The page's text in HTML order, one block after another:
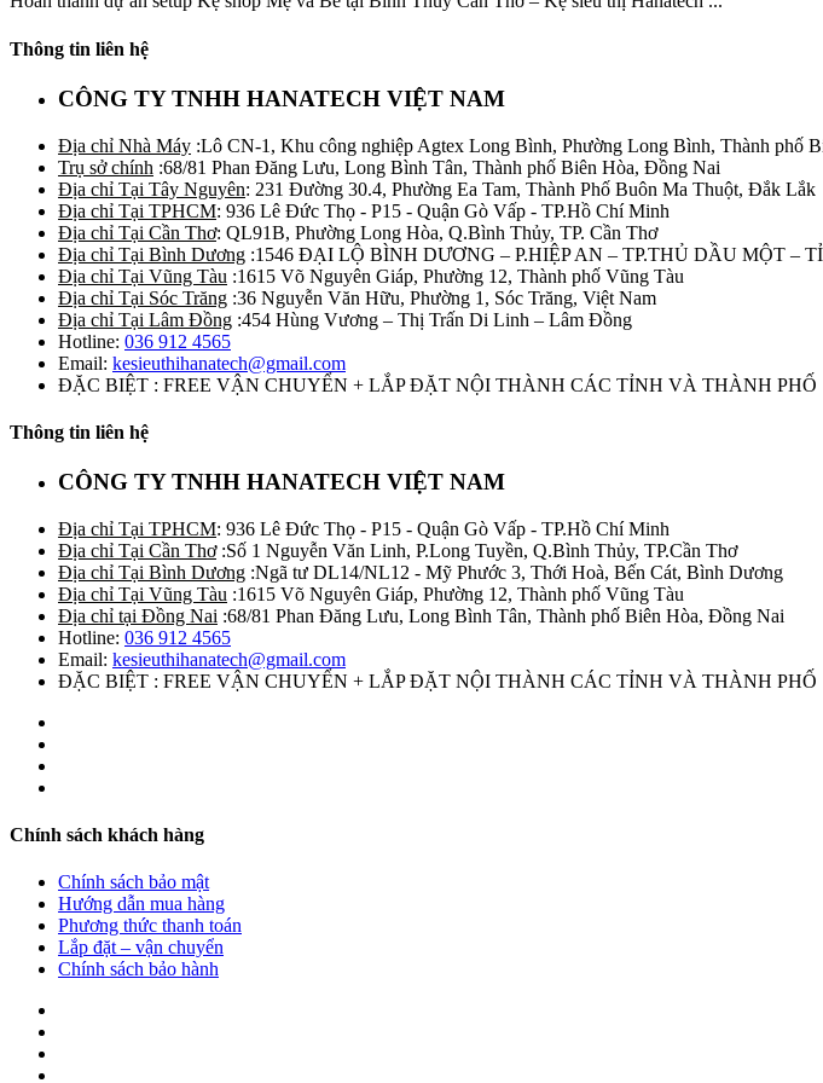
Thông tin liên hệ
CÔNG TY TNHH HANATECH VIỆT NAM
Địa chỉ Nhà Máy :Lô CN-1, Khu công nghiệp Agtex Long Bình, Phường Long Bình, Thành phố
Trụ sở chính :68/81 Phan Đăng Lưu, Long Bình Tân, Thành phố Biên Hòa, Đồng Nai
Địa chỉ Tại Tây Nguyên: 231 Đường 30.4, Phường Ea Tam, Thành Phố Buôn Ma Thuột, Đắk Lắk
Địa chỉ Tại TPHCM: 936 Lê Đức Thọ - P15 - Quận Gò Vấp - TP.Hồ Chí Minh
Địa chỉ Tại Cần Thơ: QL91B, Phường Long Hòa, Q.Bình Thủy, TP. Cần Thơ
Địa chỉ Tại Bình Dương :1546 ĐẠI LỘ BÌNH DƯƠNG – P.HIỆP AN – TP.THỦ DẦU MỘT –
Địa chỉ Tại Vũng Tàu :1615 Võ Nguyên Giáp, Phường 12, Thành phố Vũng Tàu
Địa chỉ Tại Sóc Trăng :36 Nguyễn Văn Hữu, Phường 1, Sóc Trăng, Việt Nam
Địa chỉ Tại Lâm Đồng :454 Hùng Vương – Thị Trấn Di Linh – Lâm Đồng
Hotline: 036 912 4565
Email: kesieuthihanatech@gmail.com
ĐẶC BIỆT : FREE VẬN CHUYỂN + LẮP ĐẶT NỘI THÀNH CÁC TỈNH VÀ THÀNH PHỐ
Thông tin liên hệ
CÔNG TY TNHH HANATECH VIỆT NAM
Địa chỉ Tại TPHCM: 936 Lê Đức Thọ - P15 - Quận Gò Vấp - TP.Hồ Chí Minh
Địa chỉ Tại Cần Thơ:Số 1 Nguyễn Văn Linh, P.Long Tuyền, Q.Bình Thủy, TP.Cần Thơ
Địa chỉ Tại Bình Dương :Ngã tư DL14/NL12 - Mỹ Phước 3, Thới Hoà, Bến Cát, Bình Dương
Địa chỉ Tại Vũng Tàu :1615 Võ Nguyên Giáp, Phường 12, Thành phố Vũng Tàu
Địa chỉ tại Đồng Nai :68/81 Phan Đăng Lưu, Long Bình Tân, Thành phố Biên Hòa, Đồng Nai
Hotline: 036 912 4565
Email: kesieuthihanatech@gmail.com
ĐẶC BIỆT : FREE VẬN CHUYỂN + LẮP ĐẶT NỘI THÀNH CÁC TỈNH VÀ THÀNH PHỐ
Chính sách khách hàng
Chính sách bảo mật
Hướng dẫn mua hàng
Phương thức thanh toán
Lắp đặt – vận chuyển
Chính sách bảo hành